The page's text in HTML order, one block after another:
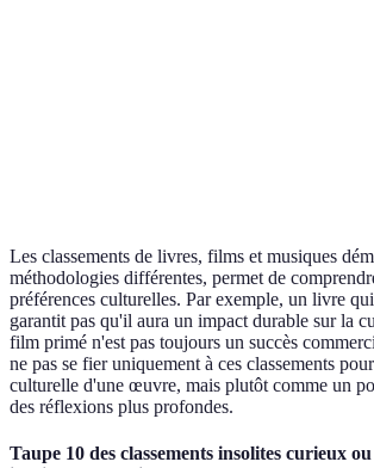
Les classements de livres, films et musiques
méthodologies différentes, permet de
préférences culturelles. Par exemple, un livre
garantit pas qu'il aura un impact durable sur la
film primé n'est pas toujours un succès
ne pas se fier uniquement à ces classements
culturelle d'une œuvre, mais plutôt comme un
des réflexions plus profondes.
Taupe 10 des classements insolites curieux